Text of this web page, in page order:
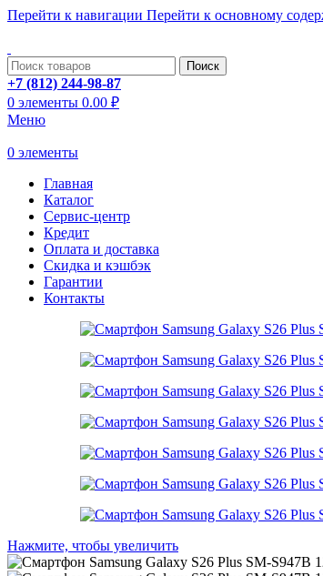
Перейти к навигации Перейти к основному
Поиск
+7 (812) 244-98-87
0 элементы 0.00 ₽
Меню
0 элементы
Главная
Каталог
Сервис-центр
Кредит
Оплата и доставка
Скидка и кэшбэк
Гарантии
Контакты
Нажмите, чтобы увеличить